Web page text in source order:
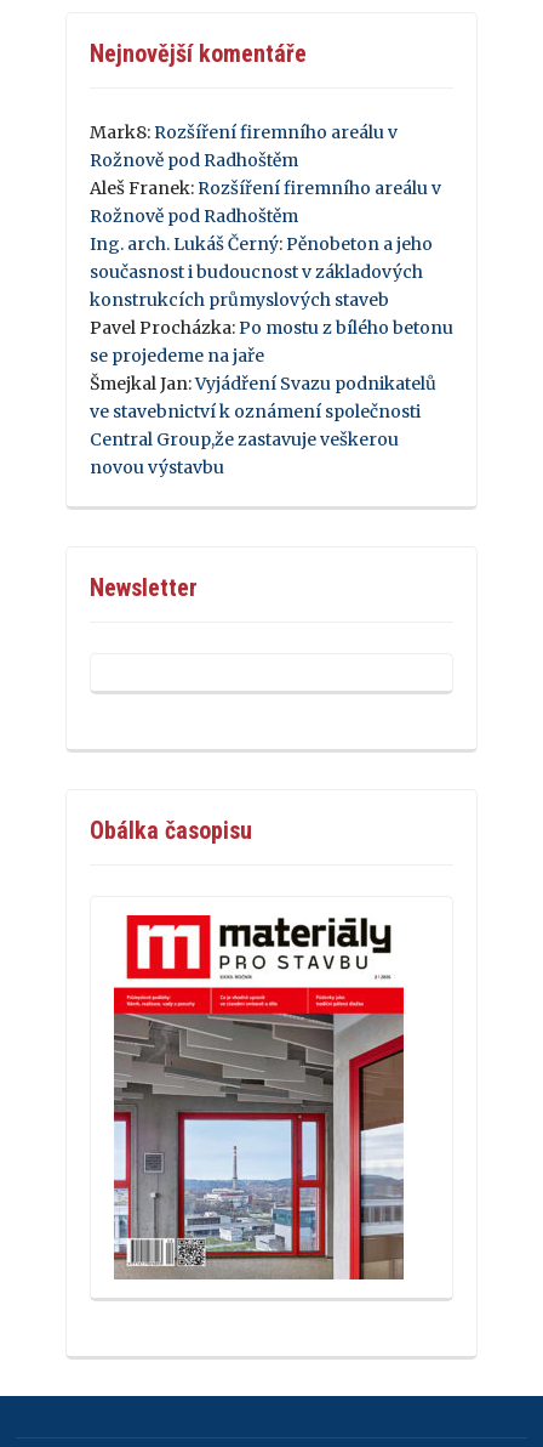
Nejnovější komentáře
Mark8:Rozšíření firemního areálu v
Rožnově pod Radhoštěm
Aleš Franek:Rozšíření firemního areálu v
Rožnově pod Radhoštěm
Ing. arch. Lukáš Černý:Pěnobeton a jeho
současnost i budoucnost v základových
konstrukcích průmyslových staveb
Pavel Procházka:Po mostu z bílého betonu
se projedeme na jaře
Šmejkal Jan:Vyjádření Svazu podnikatelů
ve stavebnictví k oznámení společnosti
Central Group,že zastavuje veškerou
novou výstavbu
Newsletter
Obálka časopisu